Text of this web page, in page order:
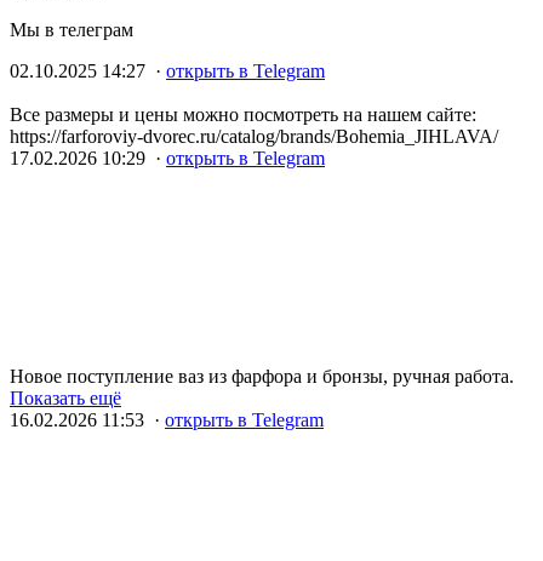
Мы в телеграм
02.10.2025 14:27 · открыть в Telegram
Все размеры и цены можно посмотреть на нашем сайте:
https://farforoviy-dvorec.ru/catalog/brands/Bohemia_JIHLAVA/
17.02.2026 10:29 · открыть в Telegram
Новое поступление ваз из фарфора и бронзы, ручная работа.
Показать ещё
16.02.2026 11:53 · открыть в Telegram